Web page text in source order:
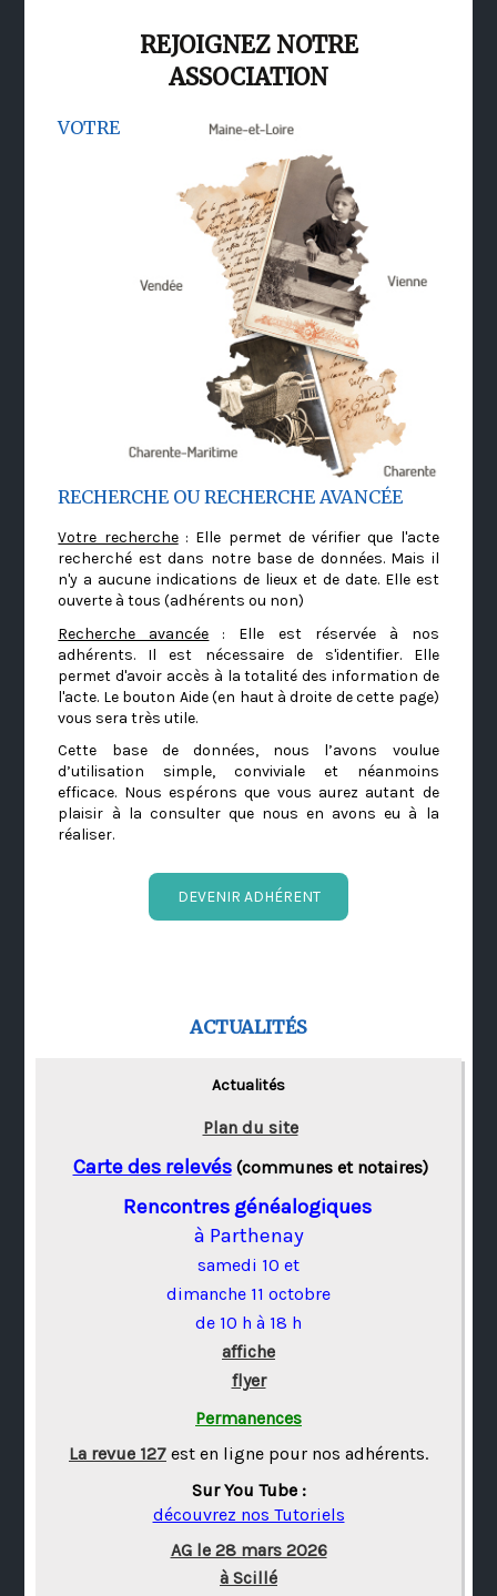
REJOIGNEZ NOTRE
ASSOCIATION
VOTRE
RECHERCHE OU RECHERCHE AVANCÉE
Votre recherche: Elle permet de vérifier que l'acte
recherché est dans notre base de données. Mais il
n'y a aucune indications de lieux et de date. Elle est
ouverte à tous (adhérents ou non)
Recherche avancée : Elle est réservée à nos
adhérents. Il est nécessaire de s'identifier. Elle
permet d'avoir accès à la totalité des information de
l'acte. Le bouton Aide (en haut à droite de cette page)
vous sera très utile.
Cette base de données, nous l’avons voulue
d’utilisation simple, conviviale et néanmoins
efficace. Nous espérons que vous aurez autant de
plaisir à la consulter que nous en avons eu à la
réaliser.
DEVENIR ADHÉRENT
ACTUALITÉS
Actualités
Plan du site
Carte des relevés(communes et notaires)
Rencontres généalogiques
à Parthenay
samedi 10 et
dimanche 11 octobre
de 10 h à 18 h
affiche
flyer
Permanences
La revue 127 est en ligne pour nos adhérents.
Sur You Tube :
découvrez nos Tutoriels
AG le 28 mars 2026
à Scillé